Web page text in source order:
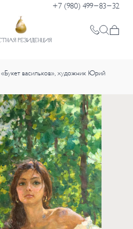
+7 (980) 499-83-32
«Букет васильков», художник Юрий